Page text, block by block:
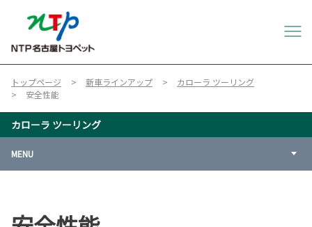
トップページ 新車ラインアップ
カローラ ツーリング
安全性能
カローラ ツーリング
MENU